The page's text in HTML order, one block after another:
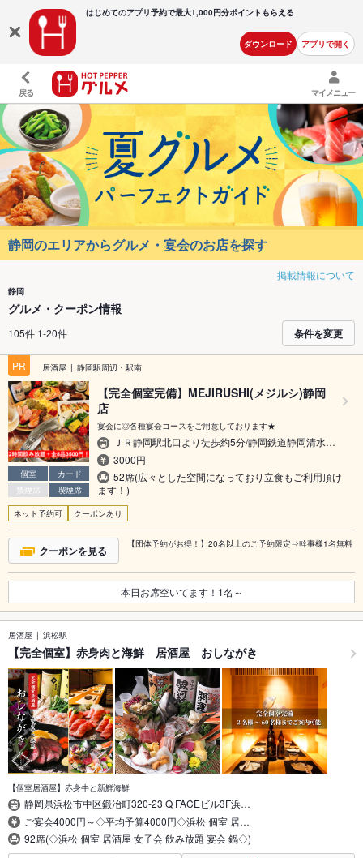
はじめてのアプリ予約で最大1,000円分ポイントもらえる
ダウンロード アプリで開く
戻る マイメニュー
静岡のエリアからグルメ・宴会のお店を探す
掲載情報について
静岡
グルメ・クーポン情報
105件 1-20件 条件を変更
PR 居酒屋 静岡駅周辺・駅南
個室
カード
禁煙席
喫煙席
【完全個室完備】MEJIRUSHI(メジルシ)静岡
店
宴会に◎各種宴会コースをご用意しております★
ＪＲ静岡駅北口より徒歩約5分/静岡鉄道静岡清水…
3000円
52席(広々とした空間になっており立食もご利用頂け
ます！)
ネット予約可 クーポンあり
クーポンを見る 【団体予約がお得！】20名以上のご予約限定⇒幹事様1名無料
本日お席空いてます！ 1名～
居酒屋 浜松駅
【完全個室】赤身肉と海鮮 居酒屋 おしながき
【個室居酒屋】赤身牛と新鮮海鮮
静岡県浜松市中区鍛冶町320-23 Q FACEビル3F浜…
ご宴会4000円～◇平均予算4000円◇浜松 個室 居…
92席(◇浜松 個室 居酒屋 女子会 飲み放題 宴会 鍋◇)